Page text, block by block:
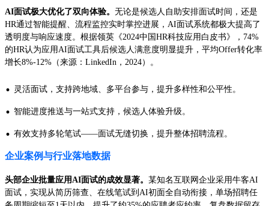
AI面试极大优化了双向体验。 无论是候选人自助安排面试时间，还是
HR通过智能提醒、流程监控实时掌控进展，AI面试系统都极大提高了
透明度与响应速度。根据领英《2024中国HR科技应用白皮书》，74%
的HR认为应用AI面试工具后候选人满意度明显提升，平均Offer转化率
增长8%-12%（来源：LinkedIn，2024）。
· 灵活面试，支持跨地域、多平台参与，提升多样性和公平性。
· 智能进度推送与一站式支持，候选人体验升级。
· 有效支持多轮笔试——面试无缝切换，提升整体招聘流程。
企业案例与行业落地数据
头部企业批量应用AI面试的成效显著。 某知名互联网企业采用牛客AI
面试，实现从简历筛查、在线笔试到AI初面全自动衔接，单场招聘任